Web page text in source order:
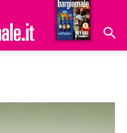
Hoteldomani